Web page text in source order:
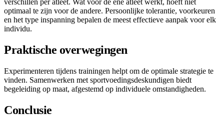
verschillen per atleet. Wat voor de ene atleet werkt, hoeft niet
optimaal te zijn voor de andere. Persoonlijke tolerantie, voorkeuren
en het type inspanning bepalen de meest effectieve aanpak voor elk
individu.
Praktische overwegingen
Experimenteren tijdens trainingen helpt om de optimale strategie te
vinden. Samenwerken met sportvoedingsdeskundigen biedt
begeleiding op maat, afgestemd op individuele omstandigheden.
Conclusie